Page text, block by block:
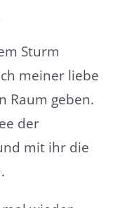
Sturm
meiner liebe
Raum geben.
der
mit ihr die